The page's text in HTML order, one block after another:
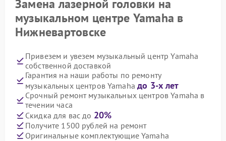
Замена лазерной головки на
музыкальном центре Yamaha в
Нижневартовске
Привезем и увезем музыкальный центр Yamaha
собственной доставкой
Гарантия на наши работы по ремонту
музыкальных центров Yamahaдо 3-х лет
Срочный ремонт музыкальных центров Yamaha в
течении часа
Скидка для вас до 20%
Получите 1500 рублей на ремонт
Оригинальные комплектующие Yamaha